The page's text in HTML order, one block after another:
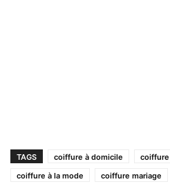
TAGS coiffure à domicile coiffure
coiffure à la mode
coiffure mariage